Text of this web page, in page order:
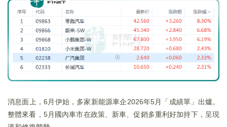
消息面上，6月伊始，多家新能源車企2026年5月「成績單」出爐。
整體來看，5月國內車市在政策、新車、促銷多重利好加持下，呈現